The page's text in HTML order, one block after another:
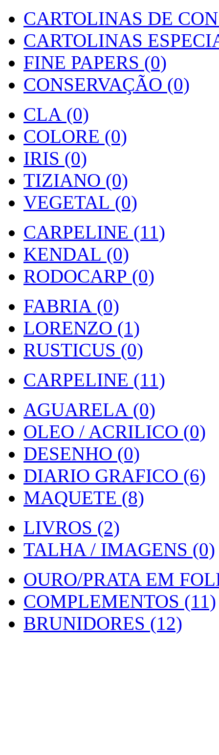
CARTOLINAS DE
CARTOLINAS
FINE PAPERS (0)
CONSERVAÇÃO (0)
CLA (0)
COLORE (0)
IRIS (0)
TIZIANO (0)
VEGETAL (0)
CARPELINE (11)
KENDAL (0)
RODOCARP (0)
FABRIA (0)
LORENZO (1)
RUSTICUS (0)
CARPELINE (11)
AGUARELA (0)
OLEO / ACRILICO (0)
DESENHO (0)
DIARIO GRAFICO (6)
MAQUETE (8)
LIVROS (2)
TALHA / IMAGENS (0)
OURO/PRATA EM
COMPLEMENTOS (11)
BRUNIDORES (12)